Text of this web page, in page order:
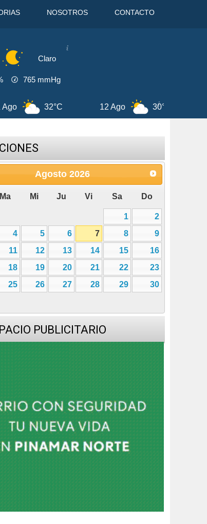
NOSOTROS CONTACTO
Claro
765 mmHg
12 Ago 30°C 13 Ago
Agosto 2026
Ma Mi Ju Vi Sa Do
1
2
4 5 6 7 8
9
11 12 13 14 15
16
18 19 20 21 22
23
25 26 27 28 29
30
PUBLICITARIO